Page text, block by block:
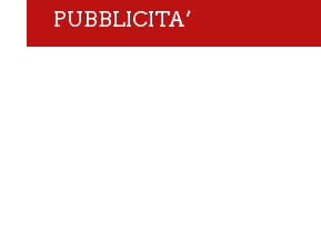
PUBBLICITA’